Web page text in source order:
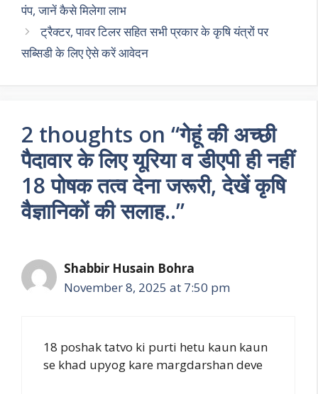
p
p
m o
k
पंप, जानें कैसे मिलेगा लाभ
ट्रैक्टर, पावर टिलर सहित सभी प्रकार के कृषि यंत्रों पर
सब्सिडी के लिए ऐसे करें आवेदन
2 thoughts on “गेहूं की अच्छी
पैदावार के लिए यूरिया व डीएपी ही नहीं
18 पोषक तत्व देना जरूरी, देखें कृषि
वैज्ञानिकों की सलाह..”
Shabbir Husain Bohra
November 8, 2025 at 7:50 pm
18 poshak tatvo ki purti hetu kaun kaun
se khad upyog kare margdarshan deve